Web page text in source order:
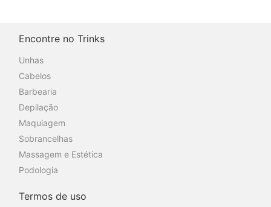
Encontre no Trinks
Unhas
Cabelos
Barbearia
Depilação
Maquiagem
Sobrancelhas
Massagem e Estética
Podologia
Termos de uso